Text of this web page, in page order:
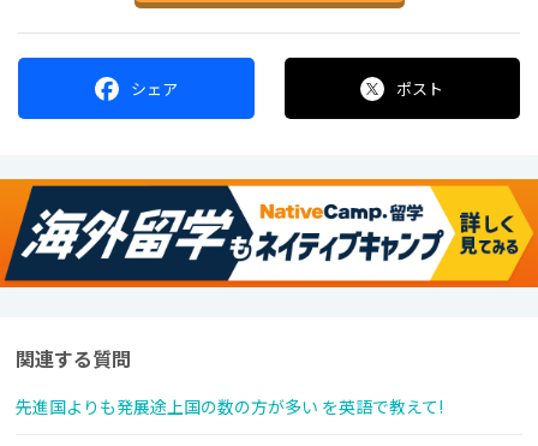
シェア ポスト
関連する質問
先進国よりも発展途上国の数の方が多い を英語で教えて!